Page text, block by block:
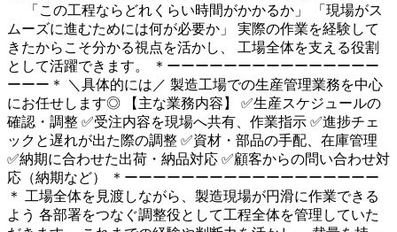
「この工程ならどれくらい時間がかかるか」 「現場がス
ムーズに進むためには何が必要か」 実際の作業を経験して
きたからこそ分かる視点を活かし、 工場全体を支える役割
として活躍できます。 ＊ーーーーーーーーーーーーーーー
ーーー＊ ＼具体的には／ 製造工場での生産管理業務を中心
にお任せします◎ 【主な業務内容】 ✅生産スケジュールの
確認・調整 ✅受注内容を現場へ共有、作業指示 ✅進捗チェ
ックと遅れが出た際の調整 ✅資材・部品の手配、在庫管理
✅納期に合わせた出荷・納品対応 ✅顧客からの問い合わせ対
応（納期など） ＊ーーーーーーーーーーーーーーーーーー
＊ 工場全体を見渡しながら、製造現場が円滑に作業できる
よう 各部署をつなぐ調整役として工程全体を管理していた